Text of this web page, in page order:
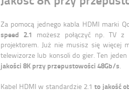
Za pomocą jednego kabla HDMI marki
speed 2.1 możesz połączyć np. TV
projektorem. Już nie musisz się więcej
telewizorze lub konsoli do gier. Ten
jakości 8K przy przepustowości 48Gb/s
Kabel HDMI w standardzie 2.1 to jakość